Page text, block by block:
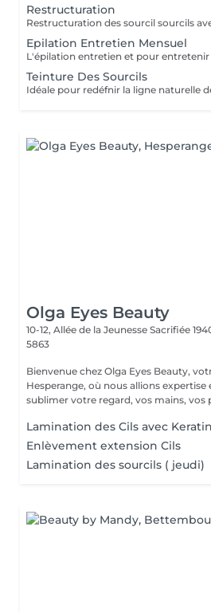
Restructuration
Epilation Entretien Mensuel
Teinture Des Sourcils
Olga Eyes Beauty
10-12, Allée de la Jeunesse Sacrifiée
5863
Bienvenue chez Olga Eyes Beauty,
Hesperange, où nous allions
sublimer votre regard, vos mains, vos
Lamination des Cils avec
Enlèvement extension Cils
Lamination des sourcils ( jeudi)